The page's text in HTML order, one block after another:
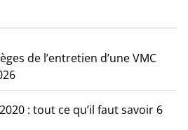
de l’entretien d’une VMC
: tout ce qu’il faut savoir 6